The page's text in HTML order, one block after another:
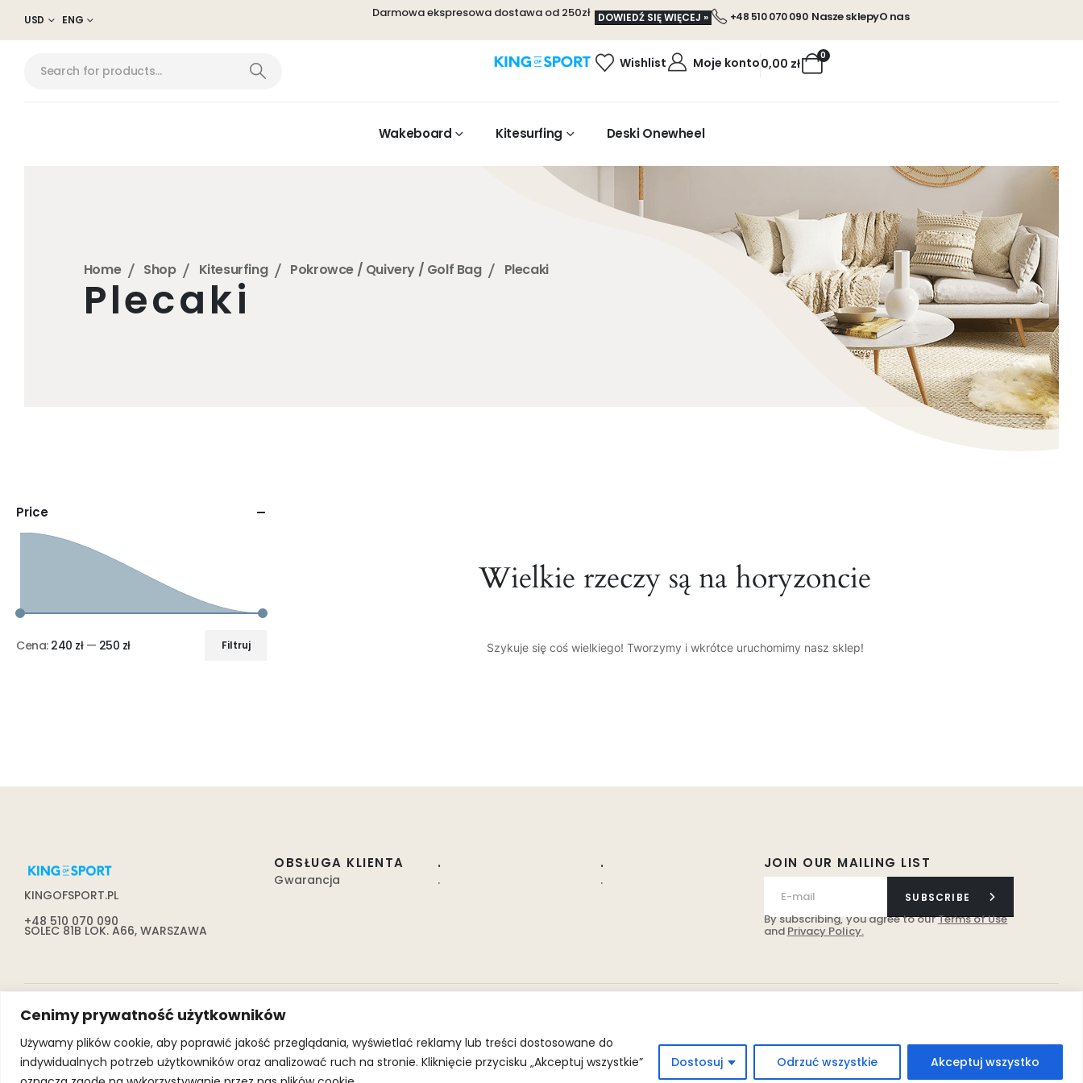
Cenimy prywatność użytkowników
Używamy plików cookie, aby poprawić jakość przeglądania, wyświetlać reklamy lub treści dostosowane do
indywidualnych potrzeb użytkowników oraz analizować ruch na stronie. Kliknięcie przycisku „Akceptuj wszystkie”
Dostosuj Odrzuć wszystkie Akceptuj wszystko
USD ENG Darmowa ekspresowa dostawa od 250zł DOWIEDŹ SIĘ WIĘCEJ » +48 510 070 090 Nasze sklepyO nas
Wishlist Moje konto 0
0,00 zł
Wakeboard Kitesurfing Deski Onewheel
Home Shop Kitesurfing Pokrowce / Quivery / Golf Bag Plecaki
Plecaki
Wielkie rzeczy są na horyzoncie
Szykuje się coś wielkiego! Tworzymy i wkrótce uruchomimy nasz sklep!
Price
Filtruj
Cena: 240 zł— 250 zł
KINGOFSPORT.PL
+48 510 070 090
SOLEC 81B LOK. A66, WARSZAWA
JOIN OUR MAILING LIST
SUBSCRIBE
By subscribing, you agree to ourTerms of Use
and Privacy Policy.
OBSŁUGA KLIENTA
Gwarancja
.
.
.
.